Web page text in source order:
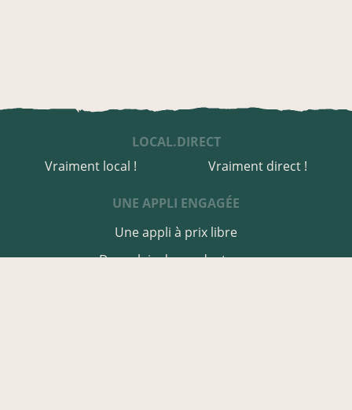
LOCAL.DIRECT
Vraiment local !
Vraiment direct !
UNE APPLI ENGAGÉE
Une appli à prix libre
Des relais de producteurs